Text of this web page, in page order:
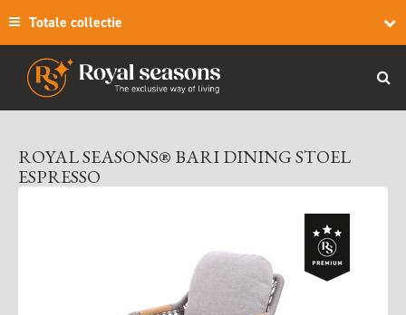
Totale collectie
ROYAL SEASONS® BARI DINING STOEL
ESPRESSO